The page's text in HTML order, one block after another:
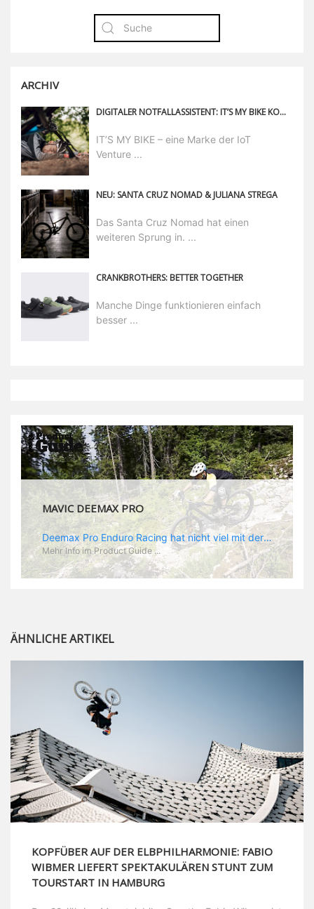
ARCHIV
DIGITALER NOTFALLASSISTENT: IT’S MY BIKE KOOPERIERT MIT WAYGUARD VON AXA
IT’S MY BIKE – eine Marke der IoT
Venture ...
NEU: SANTA CRUZ NOMAD & JULIANA STREGA
Das Santa Cruz Nomad hat einen
weiteren Sprung in. ...
CRANKBROTHERS: BETTER TOGETHER
Manche Dinge funktionieren einfach
besser ...
MAVIC DEEMAX PRO
Deemax Pro Enduro Racing hat nicht viel mit der gemütlichen Trail Runde nach Feierabend zu tun. Im Racing zählt jede Sekunde und da wird hart geballert. Dementsprechend hoch sind die Belastungen und die Anforderungen an ein spezielles Enduro Laufrad. „Deemax“ als Grundlage ist ein guter Ausgangspunkt. Zusammen mit Sam Hill hat Mavic das „Deemax Pro“ entwickelt, das genau den Anforderungen gerecht wird, die es bedarf, um ein EWS Rennen zu gewinnen (dass es wirklich funktioniert hat Sam ja bereits bewiesen). Was also zeichnet den neuen Laufradsatz aus? - optimales Verhältnis aus Gewicht und Stabilität - neue „Zycral“ Speichen aus einer speziellen Legierung, die besonders gutes „Feedback“ gibt - „Fore Drill“: dieser Begriff steht für Mavics Nippel: die besitzen einen größeren Durchmesser, als normal und die Gewinde in der Speiche werden von innen gebohrt, was der Felgenstruktur eine höhere Stabilität verleihen soll. Das Ergebnis: eine leichtere Felge, die Kräfte besser aufnehmen und absorbieren kann - speziell angepasste Felgenbreite. Im Enduroeinsatz kommen hinten meist Reifen zum Einsatz, die auf gutes Rollen optimiert sind während vorn die griffigeren Profile montiert werden. Demzufolge spart Mavic am Hinterrad Material und Gewicht, indem man eine 25 mm Felge verbaut während vorn, wie am DH Laufrad, eine 28 mm Felge zum Einsatz kommt. „Race Tundes Rim Width“ nennt Mavic das. - natürlich sind auch die „Deemax Pro“ UST, also perfekt für den Tubeless Einsatz geeignet.
Mehr Info im Product Guide ...
ÄHNLICHE ARTIKEL
KOPFÜBER AUF DER ELBPHILHARMONIE: FABIO
WIBMER LIEFERT SPEKTAKULÄREN STUNT ZUM
TOURSTART IN HAMBURG